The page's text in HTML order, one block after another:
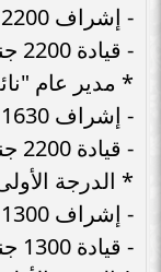
- إشراف 2200 جنيه.
- قيادة 2200 جنيه.
* مدير عام
- إشراف 1630 جنيها.
- قيادة 2200 جنيه.
* الدرجة
- إشراف 1300 جنيه
- قيادة 1300 جنيه.